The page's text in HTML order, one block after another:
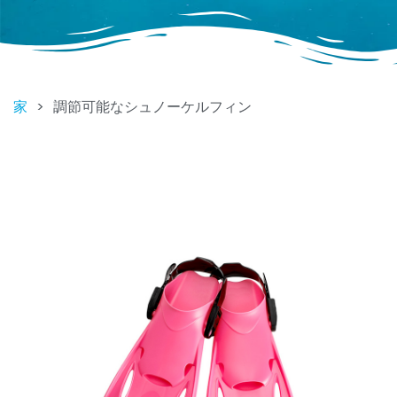
家 > 調節可能なシュノーケルフィン